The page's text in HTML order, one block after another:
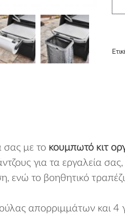
σας με το κουμπωτό κιτ
για τα εργαλεία
το βοηθητικό
απορριμμάτων και 4